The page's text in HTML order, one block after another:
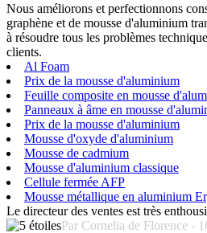
Nous améliorons et perfectionnons
graphène et de mousse d'aluminium
à résoudre tous les problèmes
clients.
Al Foam
Prix ​​de la mousse d'aluminium
Feuille composite en mousse
Panneaux à âme en mousse
Prix ​​de la mousse d'aluminium
Mousse d'oxyde d'aluminium
Mousse de cadmium
Mousse d'aluminium classique
Cellule fermée AFP
Mousse métallique en aluminium
Le directeur des ventes est très
Par Cornelia de Florence -